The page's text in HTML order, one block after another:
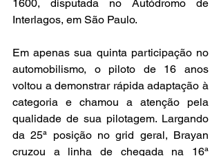
1600, disputada no Autódromo de
Interlagos, em São Paulo.
Em apenas sua quinta participação no
automobilismo, o piloto de 16 anos
voltou a demonstrar rápida adaptação à
categoria e chamou a atenção pela
qualidade de sua pilotagem. Largando
da 25ª posição no grid geral, Brayan
cruzou a linha de chegada na 16ª